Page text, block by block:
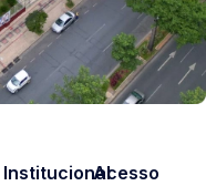
InstitucionalAcesso